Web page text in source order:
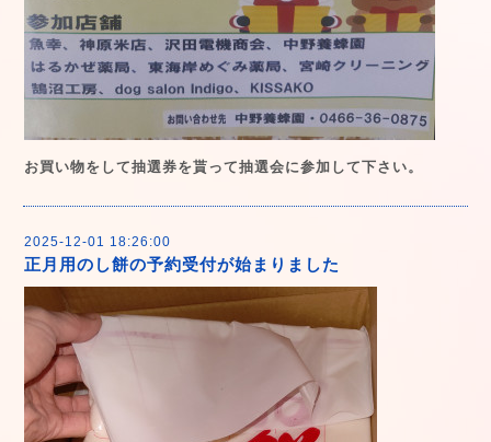
お買い物をして抽選券を貰って抽選会に参加して下さい。
2025-12-01 18:26:00
正月用のし餅の予約受付が始まりました